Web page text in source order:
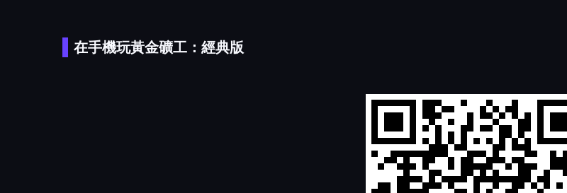
在手機玩黃金礦工：經典版